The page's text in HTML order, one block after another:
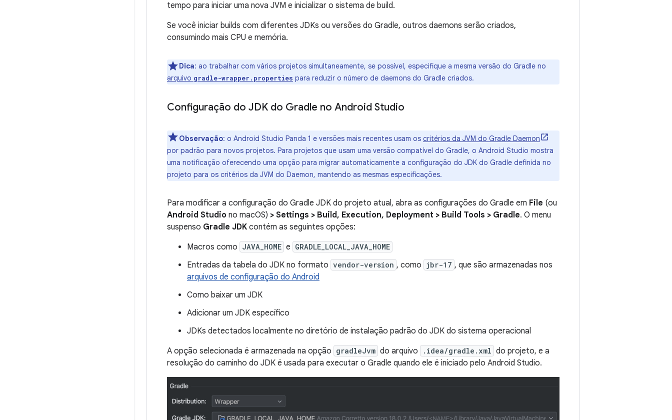
tempo para iniciar uma nova JVM e inicializar o sistema de build.
Se você iniciar builds com diferentes JDKs ou versões do Gradle, outros daemons serão criados,
consumindo mais CPU e memória.
Dica: ao trabalhar com vários projetos simultaneamente, se possível, especifique a mesma versão do Gradle no
arquivo gradle-wrapper.properties para reduzir o número de daemons do Gradle criados.
Configuração do JDK do Gradle no Android Studio
Observação: o Android Studio Panda 1 e versões mais recentes usam os critérios da JVM do Gradle Daemon
por padrão para novos projetos. Para projetos que usam uma versão compatível do Gradle, o Android Studio mostra
uma notificação oferecendo uma opção para migrar automaticamente a configuração do JDK do Gradle definida no
projeto para os critérios da JVM do Daemon, mantendo as mesmas especificações.
Para modificar a configuração do Gradle JDK do projeto atual, abra as configurações do Gradle em File (ou
Android Studio no macOS) > Settings > Build, Execution, Deployment > Build Tools > Gradle. O menu
suspenso Gradle JDK contém as seguintes opções:
Macros como JAVA_HOME e GRADLE_LOCAL_JAVA_HOME
Entradas da tabela do JDK no formato vendor-version , como jbr-17 , que são armazenadas nos
arquivos de configuração do Android
Como baixar um JDK
Adicionar um JDK específico
JDKs detectados localmente no diretório de instalação padrão do JDK do sistema operacional
A opção selecionada é armazenada na opção gradleJvm do arquivo .idea/gradle.xml do projeto, e a
resolução do caminho do JDK é usada para executar o Gradle quando ele é iniciado pelo Android Studio.